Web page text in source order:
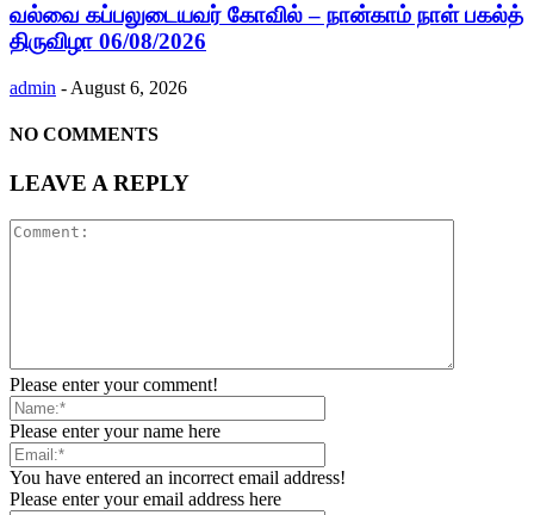
வல்வை கப்பலுடையவர் கோவில் – நான்காம் நாள் பகல்த்
திருவிழா 06/08/2026
admin - August 6, 2026
NO COMMENTS
LEAVE A REPLY
Please enter your comment!
Please enter your name here
You have entered an incorrect email address!
Please enter your email address here